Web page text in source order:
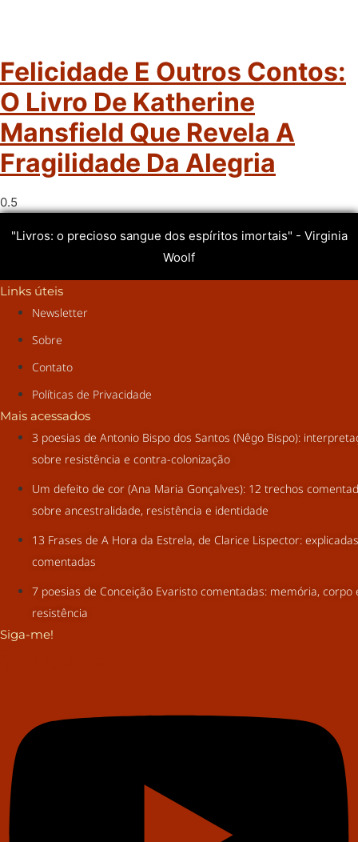
Felicidade E Outros Contos:
O Livro De Katherine
Mansfield Que Revela A
Fragilidade Da Alegria
"Livros: o precioso sangue dos espíritos imortais" - Virginia
Woolf
Links úteis
Newsletter
Sobre
Contato
Políticas de Privacidade
Mais acessados
3 poesias de Antonio Bispo dos Santos (Nêgo Bispo):
sobre resistência e contra-colonização
Um defeito de cor (Ana Maria Gonçalves): 12 trechos
sobre ancestralidade, resistência e identidade
13 Frases de A Hora da Estrela, de Clarice Lispector:
comentadas
7 poesias de Conceição Evaristo comentadas: memória, corpo
resistência
Siga-me!